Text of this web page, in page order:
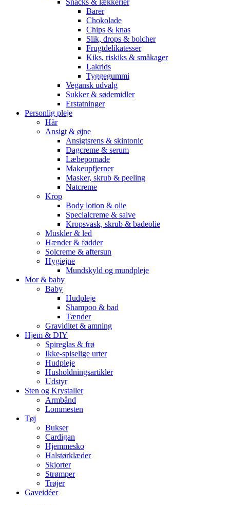
Snacks & lækkerier
Barer
Chokolade
Chips & knas
Slik, drops & bolcher
Frugtdelikatesser
Kiks, riskiks & småkager
Lakrids
Tyggegummi
Vegansk udvalg
Sukker & sødemidler
Erstatninger
Personlig pleje
Hår
Ansigt & øjne
Ansigtsrens & skintonic
Dagcreme & serum
Læbepomade
Makeupfjerner
Masker, skrub & peeling
Natcreme
Krop
Body lotion & olie
Specialcreme & salve
Kropsvask, skrub & badeolie
Muskler & led
Hænder & fødder
Solcreme & aftersun
Hygiejne
Mundskyld og mundpleje
Mor & baby
Baby
Hudpleje
Shampoo & bad
Tænder
Graviditet & amning
Hjem & DIY
Spireglas & frø
Ikke-spiselige urter
Hudpleje
Husholdningsartikler
Udstyr
Sten og Krystaller
Armbånd
Lommesten
Tøj
Bukser
Cardigan
Hjemmesko
Halstørklæder
Skjorter
Strømper
Trøjer
Gaveidéer